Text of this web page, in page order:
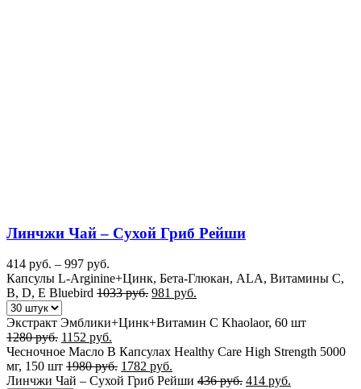
Линчжи Чай – Сухой Гриб Рейши
414 руб. – 997 руб.
Капсулы L-Arginine+Цинк, Бета-Глюкан, ALA, Витамины C,
B, D, E Bluebird 1033руб. 981 руб.
Экстракт Эмблики+Цинк+Витамин C Khaolaor, 60 шт
1280руб. 1152 руб.
Чесночное Масло В Капсулах Healthy Care High Strength 5000
мг, 150 шт 1980руб. 1782 руб.
Линчжи Чай – Сухой Гриб Рейши 436руб. 414 руб.